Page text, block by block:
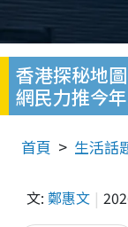
香港探秘地
網民力推今
首頁 生活話
文: 鄭惠文